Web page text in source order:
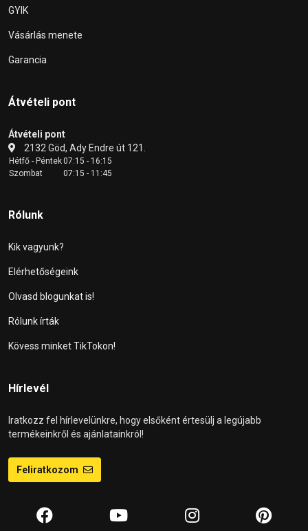
GYIK
Vásárlás menete
Garancia
Átvételi pont
Átvételi pont
2132 Göd, Ady Endre út 121.
Hétfő - Péntek07:15 - 16:15
Szombat
07:15 - 11:45
Rólunk
Kik vagyunk?
Elérhetőségeink
Olvasd blogunkat is!
Rólunk írták
Kövess minket TikTokon!
Hírlevél
Iratkozz fel hírlevelünkre, hogy elsőként értesülj a legújabb
termékeinkről és ajánlatainkról!
Feliratkozom